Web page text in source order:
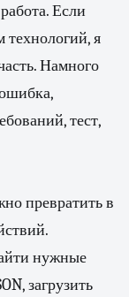
Если
технологий, я
Намного
тест,
превратить в
нужные
загрузить